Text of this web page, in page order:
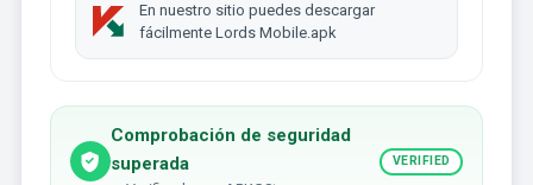
En nuestro sitio puedes descargar
fácilmente Lords Mobile.apk
Comprobación de seguridad
superada
VERIFIED